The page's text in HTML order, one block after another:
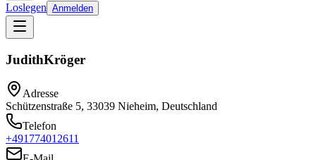
Loslegen Anmelden
JudithKröger
Adresse
Schützenstraße 5, 33039 Nieheim, Deutschland
Telefon
+491774012611